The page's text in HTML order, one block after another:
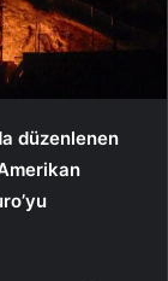
düzenlenen